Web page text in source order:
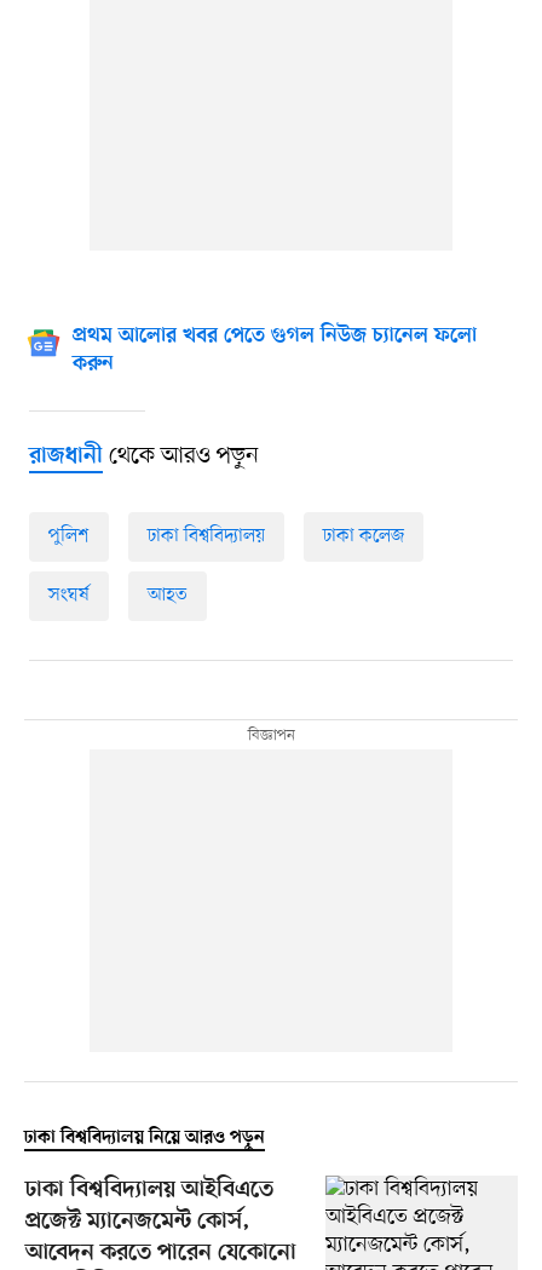
প্রথম আলোর খবর পেতে গুগল নিউজ চ্যানেল ফলো
করুন
রাজধানীথেকে আরও পড়ুন
পুলিশ ঢাকা বিশ্ববিদ্যালয় ঢাকা কলেজ
সংঘর্ষ আহত
ঢাকা বিশ্ববিদ্যালয় নিয়ে আরও পড়ুন
ঢাকা বিশ্ববিদ্যালয় আইবিএতে
প্রজেক্ট ম্যানেজমেন্ট কোর্স,
আবেদন করতে পারেন যেকোনো